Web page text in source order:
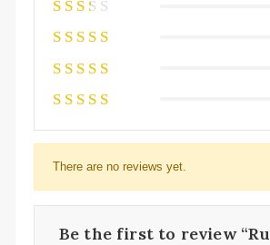
There are no reviews yet.
Be the first to review